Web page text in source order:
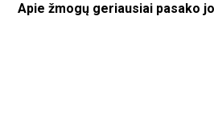
Apie žmogų geriausiai pasako